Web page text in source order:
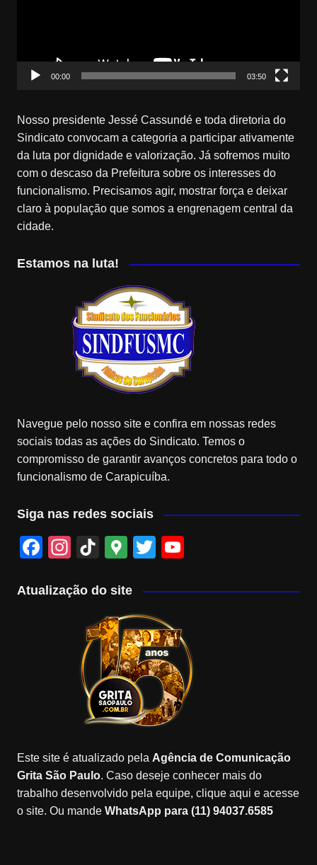
00:00 03:50
Nosso presidente Jessé Cassundé e toda diretoria do
Sindicato convocam a categoria a participar ativamente
da luta por dignidade e valorização. Já sofremos muito
com o descaso da Prefeitura sobre os interesses do
funcionalismo. Precisamos agir, mostrar força e deixar
claro à população que somos a engrenagem central da
cidade.
Estamos na luta!
Navegue pelo nosso site e confira em nossas redes
sociais todas as ações do Sindicato. Temos o
compromisso de garantir avanços concretos para todo o
funcionalismo de Carapicuíba.
Siga nas redes sociais
F
c
In
a
m
Ti
T
o
k
G
o
gl
e
M
a
p
s
T
tt
er
u
u
b
e
C
a
n
n
el
Atualização do site
Este site é atualizado pela Agência de Comunicação
Grita São Paulo. Caso deseje conhecer mais do
trabalho desenvolvido pela equipe, clique aqui e acesse
o site. Ou mande WhatsApp para (11) 94037.6585